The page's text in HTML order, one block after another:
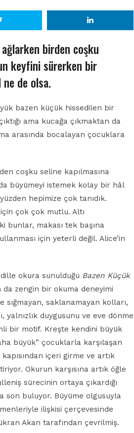
birden coşku
keyfini sürerken bir
de olsa.
bazen küçük hissedilen bir
ama kucağa çıkmaktan da
arasında bocalayan çocuklara
coşku seline kapılmasına
büyümeyi istemek kolay bir hâl
hepimize çok tanıdık.
çok çok mutlu. Altı
bunlar, makası tek başına
için yeterli değil. Alice’in
okura sunulduğu Bazen Küçük
da zengin bir okuma deneyimi
sığmayan, saklanamayan kolları,
yalnızlık duygusunu ve eve dönme
bir motif. Kreşte kendini büyük
büyük” çocuklarla karşılaşan
içeri girme ve artık
Okurun karşısına artık öğle
sürecinin ortaya çıkardığı
son buluyor. Büyüme olgusuyla
ilişkisi çerçevesinde
Akan tarafından çevrilmiş.